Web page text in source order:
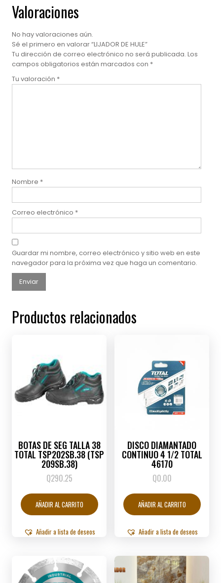
Valoraciones
No hay valoraciones aún.
Sé el primero en valorar “LIJADOR DE HULE”
Tu dirección de correo electrónico no será publicada. Los
campos obligatorios están marcados con *
Tu valoración *
Nombre *
Correo electrónico *
Guardar mi nombre, correo electrónico y sitio web en este
navegador para la próxima vez que haga un comentario.
Productos relacionados
BOTAS DE SEG TALLA 38
TOTAL TSP202SB.38 (TSP
209SB.38)
Q290.25
AÑADIR AL CARRITO
Añadir a lista de deseos
DISCO DIAMANTADO
CONTINUO 4 1/2 TOTAL
46170
Q0.00
AÑADIR AL CARRITO
Añadir a lista de deseos